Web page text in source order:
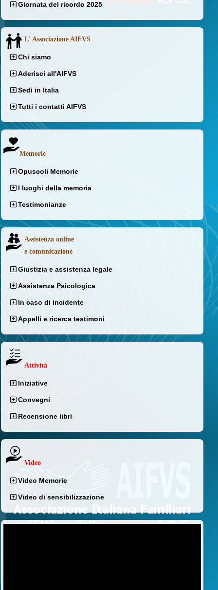
Giornata del ricordo 2025
L' Associazione AIFVS
Chi siamo
Aderisci all'AIFVS
Sedi in Italia
Tutti i contatti AIFVS
Memorie
Opuscoli Memorie
I luoghi della memoria
Testimonianze
Assistenza online
e comunicazione
Giustizia e assistenza legale
Assistenza Psicologica
In caso di incidente
Appelli e ricerca testimoni
Attività
Iniziative
Convegni
Recensione libri
Video
Video Memorie
Video di sensibilizzazione